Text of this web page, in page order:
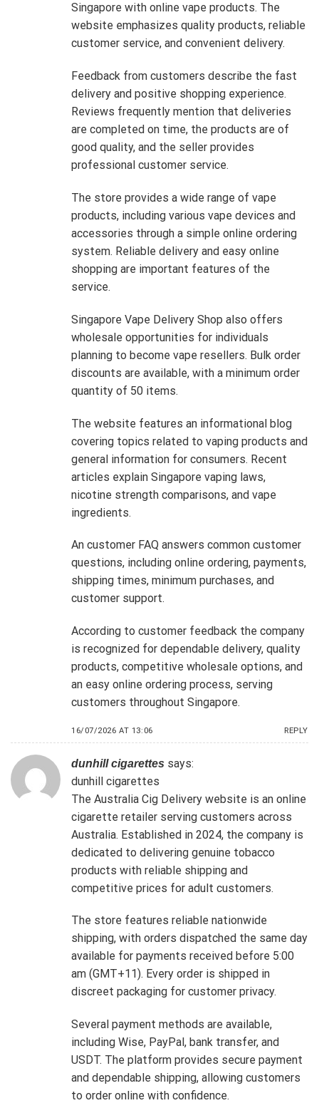
Singapore with online vape products. The
website emphasizes quality products, reliable
customer service, and convenient delivery.
Feedback from customers describe the fast
delivery and positive shopping experience.
Reviews frequently mention that deliveries
are completed on time, the products are of
good quality, and the seller provides
professional customer service.
The store provides a wide range of vape
products, including various vape devices and
accessories through a simple online ordering
system. Reliable delivery and easy online
shopping are important features of the
service.
Singapore Vape Delivery Shop also offers
wholesale opportunities for individuals
planning to become vape resellers. Bulk order
discounts are available, with a minimum order
quantity of 50 items.
The website features an informational blog
covering topics related to vaping products and
general information for consumers. Recent
articles explain Singapore vaping laws,
nicotine strength comparisons, and vape
ingredients.
An customer FAQ answers common customer
questions, including online ordering, payments,
shipping times, minimum purchases, and
customer support.
According to customer feedback the company
is recognized for dependable delivery, quality
products, competitive wholesale options, and
an easy online ordering process, serving
customers throughout Singapore.
16/07/2026 AT 13:06 REPLY
dunhill cigarettes says:
dunhill cigarettes
The Australia Cig Delivery website is an online
cigarette retailer serving customers across
Australia. Established in 2024, the company is
dedicated to delivering genuine tobacco
products with reliable shipping and
competitive prices for adult customers.
The store features reliable nationwide
shipping, with orders dispatched the same day
available for payments received before 5:00
am (GMT+11). Every order is shipped in
discreet packaging for customer privacy.
Several payment methods are available,
including Wise, PayPal, bank transfer, and
USDT. The platform provides secure payment
and dependable shipping, allowing customers
to order online with confidence.